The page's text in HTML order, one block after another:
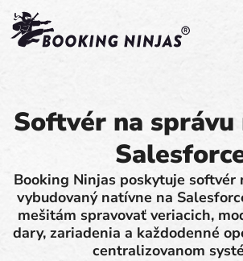
Softvér na správu
Booking Ninjas poskytuje softvér
vybudovaný natívne na
mešitám spravovať veriacich,
dary, zariadenia a každodenné
centralizovanom